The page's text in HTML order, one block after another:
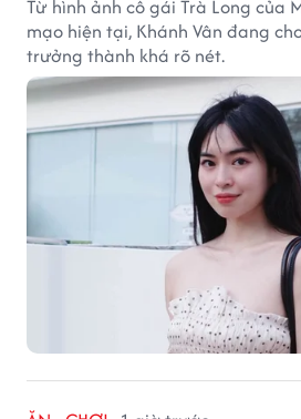
Từ hình ảnh cô gái Trà Long của
mạo hiện tại, Khánh Vân đang
trưởng thành khá rõ nét.